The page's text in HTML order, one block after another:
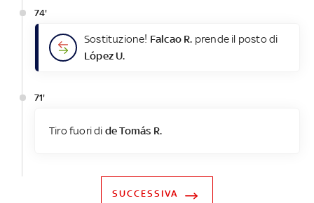
74'
Sostituzione! Falcao R. prende il posto di
López U.
71'
Tiro fuori di de Tomás R.
SUCCESSIVA